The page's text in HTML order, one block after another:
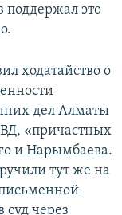
это
ходатайство о
дел Алматы
«причастных
и Нарымбаева.
тут же на
суд через